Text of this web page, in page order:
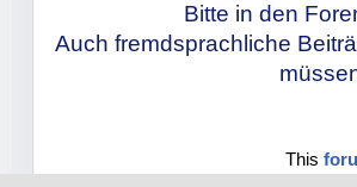
Bitte in den
Auch fremdsprachliche
This